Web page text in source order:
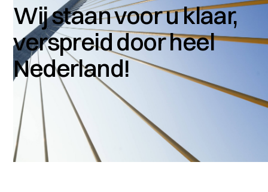
Wij staan voor u klaar,
verspreid door heel
Nederland!